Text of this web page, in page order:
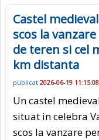
Castel
scos la
de teren si cel
km distanta
publicat 2026-06-19 11:15:08
Un castel
situat in celebra
scos la vanzare